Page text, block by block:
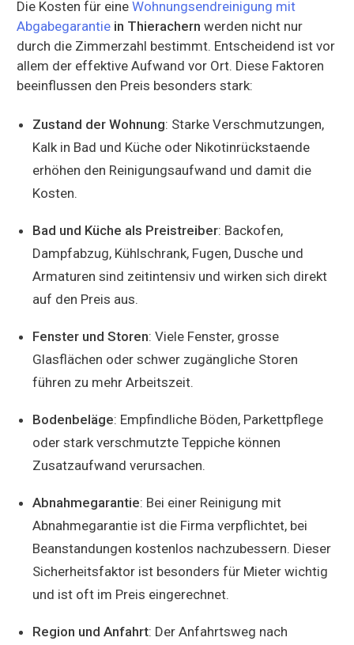
Die Kosten für eine Wohnungsendreinigung mit
Abgabegarantie in Thierachern werden nicht nur
durch die Zimmerzahl bestimmt. Entscheidend ist vor
allem der effektive Aufwand vor Ort. Diese Faktoren
beeinflussen den Preis besonders stark:
Zustand der Wohnung: Starke Verschmutzungen,
Kalk in Bad und Küche oder Nikotinrückstaende
erhöhen den Reinigungsaufwand und damit die
Kosten.
Bad und Küche als Preistreiber: Backofen,
Dampfabzug, Kühlschrank, Fugen, Dusche und
Armaturen sind zeitintensiv und wirken sich direkt
auf den Preis aus.
Fenster und Storen: Viele Fenster, grosse
Glasflächen oder schwer zugängliche Storen
führen zu mehr Arbeitszeit.
Bodenbeläge: Empfindliche Böden, Parkettpflege
oder stark verschmutzte Teppiche können
Zusatzaufwand verursachen.
Abnahmegarantie: Bei einer Reinigung mit
Abnahmegarantie ist die Firma verpflichtet, bei
Beanstandungen kostenlos nachzubessern. Dieser
Sicherheitsfaktor ist besonders für Mieter wichtig
und ist oft im Preis eingerechnet.
Region und Anfahrt: Der Anfahrtsweg nach